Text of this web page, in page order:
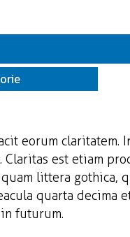
eorum claritatem.
est etiam
littera gothica,
quarta decima
futurum.